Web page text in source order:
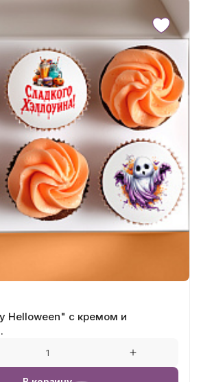
Helloween" с кремом и